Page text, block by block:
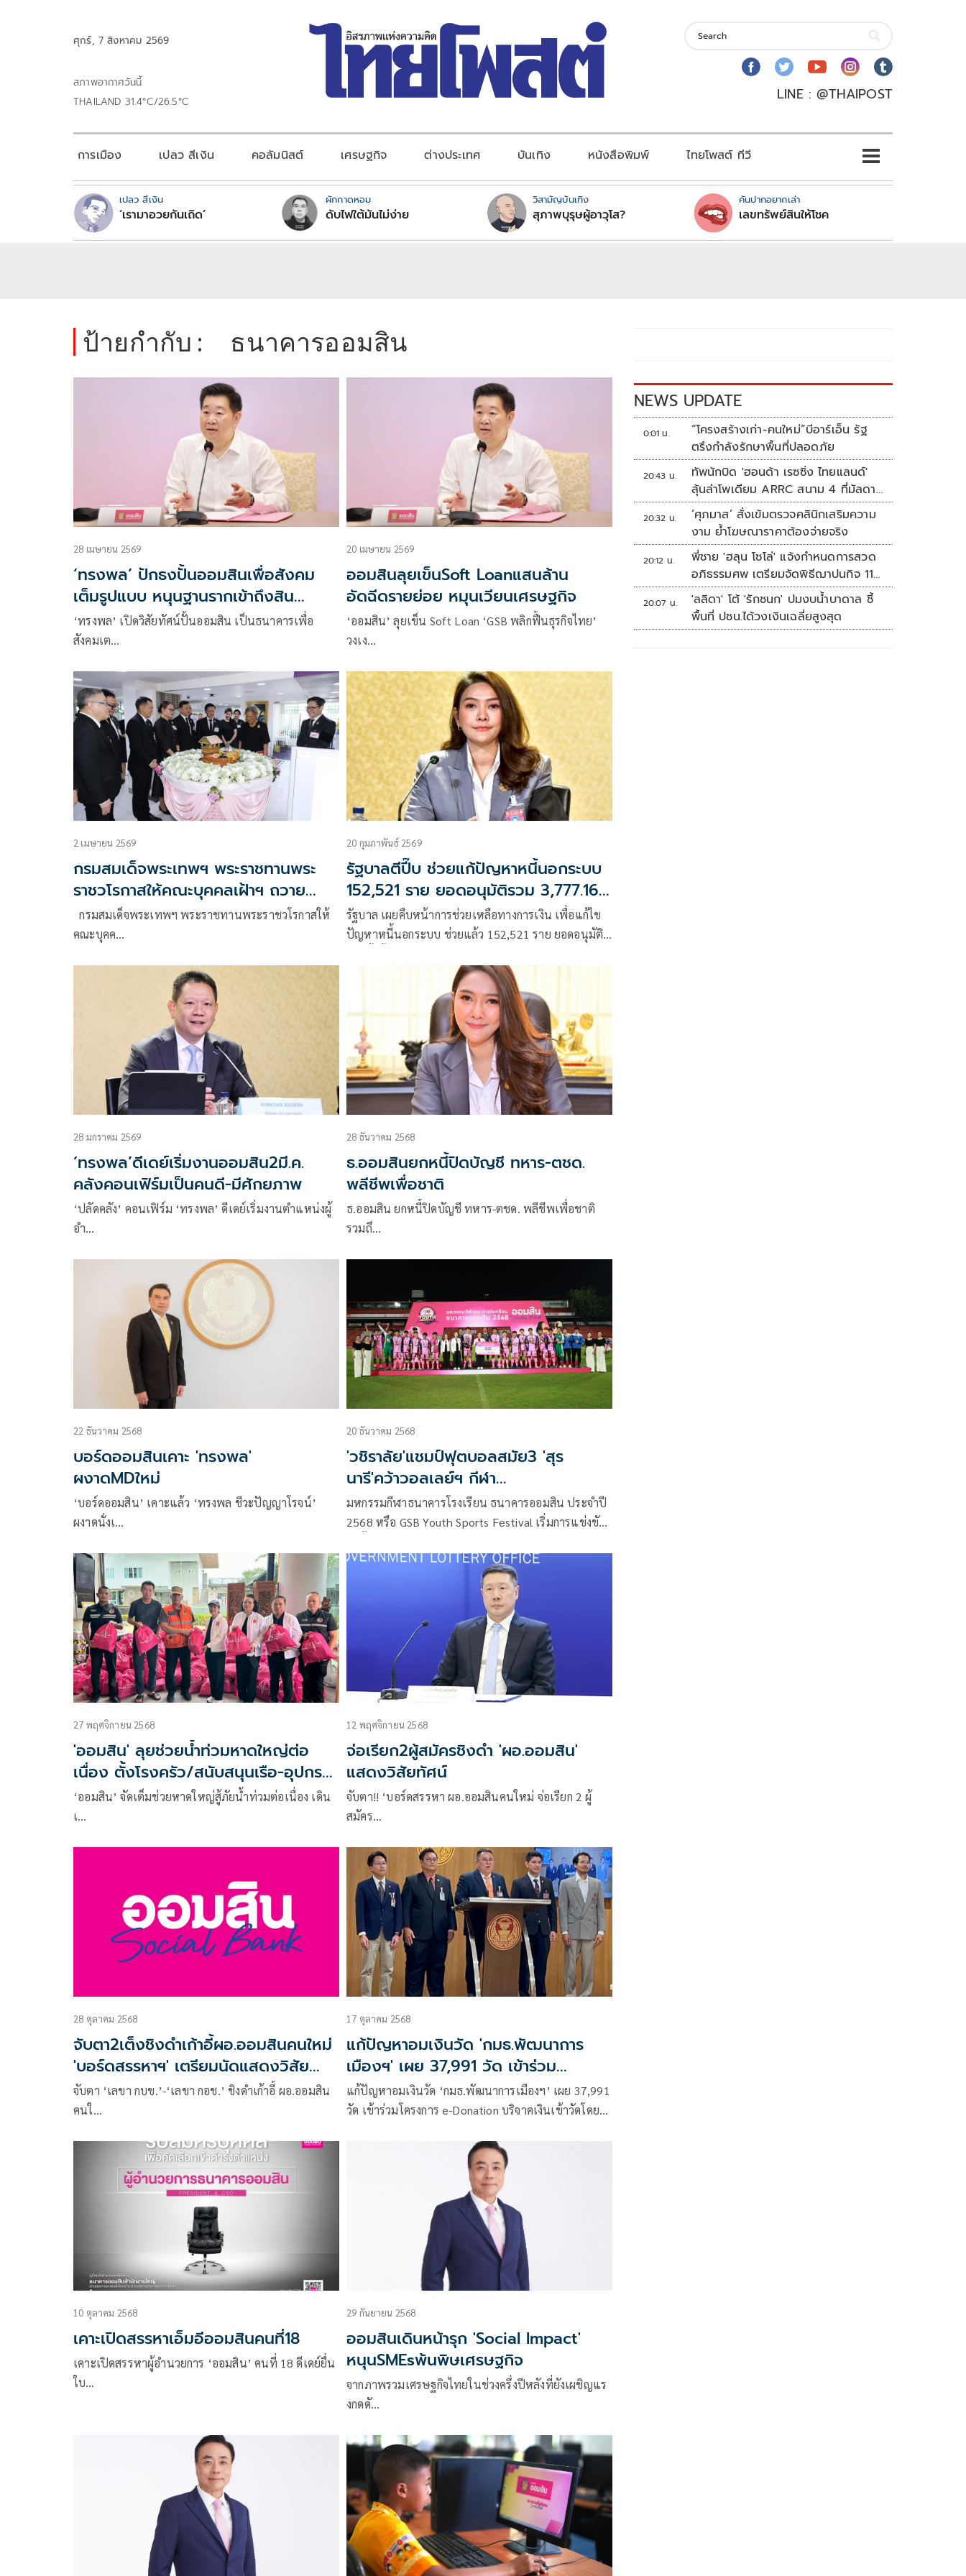
ศุกร์, 7 สิงหาคม 2569
สภาพอากาศวันนี้
THAILAND 31.4°C/26.5°C
LINE : @THAIPOST
การเมือง เปลว สีเงิน คอลัมนิสต์ เศรษฐกิจ ต่างประเทศ บันเทิง หนังสือพิมพ์ ไทยโพสต์ ทีวี
เปลว สีเงิน
‘เรามาอวยกันเถิด’
ผักกาดหอม
ดับไฟใต้มันไม่ง่าย
วิสามัญบันเทิง
สุภาพบุรุษผู้อาวุโส?
คันปากอยากเล่า
เลขทรัพย์สินให้โชค
ป้ายกำกับ : ธนาคารออมสิน
28 เมษายน 2569
‘ทรงพล’ ปักธงปั้นออมสินเพื่อสังคม
เต็มรูปแบบ หนุนฐานรากเข้าถึงสิน
เชื่อ1ล้านคน ดันSoft Loanพลังงาน
‘ทรงพล’ เปิดวิสัยทัศน์ปั้นออมสิน เป็นธนาคารเพื่อ
สังคมเต…
20 เมษายน 2569
ออมสินลุยเข็นSoft Loanแสนล้าน
อัดฉีดรายย่อย หมุนเวียนเศรษฐกิจ
‘ออมสิน’ ลุยเข็น Soft Loan ‘GSB พลิกฟื้นธุรกิจไทย’
วงเง…
2 เมษายน 2569
กรมสมเด็จพระเทพฯ พระราชทานพระ
ราชวโรกาสให้คณะบุคคลเฝ้าฯ ถวาย
พระพรชัยมงคล
กรมสมเด็จพระเทพฯ พระราชทานพระราชวโรกาสให้
คณะบุคค…
20 กุมภาพันธ์ 2569
รัฐบาลตีปี๊บ ช่วยแก้ปัญหาหนี้นอกระบบ
152,521 ราย ยอดอนุมัติรวม 3,777.16
ล้านบาท
รัฐบาล เผยคืบหน้าการช่วยเหลือทางการเงิน เพื่อแก้ไข
ปัญหาหนี้นอกระบบ ช่วยแล้ว 152,521 ราย ยอดอนุมัติ
28 มกราคม 2569
‘ทรงพล’ดีเดย์เริ่มงานออมสิน2มี.ค.
คลังคอนเฟิร์มเป็นคนดี-มีศักยภาพ
‘ปลัดคลัง’ คอนเฟิร์ม ‘ทรงพล’ ดีเดย์เริ่มงานตำแหน่งผู้
อำ…
28 ธันวาคม 2568
ธ.ออมสินยกหนี้ปิดบัญชี ทหาร-ตชด.
พลีชีพเพื่อชาติ
ธ.ออมสิน ยกหนี้ปิดบัญชี ทหาร-ตชด. พลีชีพเพื่อชาติ
รวมถึ…
22 ธันวาคม 2568
บอร์ดออมสินเคาะ 'ทรงพล'
ผงาดMDใหม่
‘บอร์ดออมสิน’ เคาะแล้ว ‘ทรงพล ชีวะปัญญาโรจน์’
ผงาดนั่งเ…
20 ธันวาคม 2568
'วชิราลัย'แชมป์ฟุตบอลสมัย3 'สุร
นารี'คว้าวอลเลย์ฯ กีฬา
ธ.โรงเรียน'ธนาคารออมสิน2568'
มหกรรมกีฬาธนาคารโรงเรียน ธนาคารออมสิน ประจำปี
2568 หรือ GSB Youth Sports Festival เริ่มการแข่งขัน
จนถึงรอบชิงชนะเลิศระดับประเทศในวันที่ 19 ธันวาคม
ชิงถ้วยพระราชทานสมเด็จพระกนิษฐาธิราชเจ้า กรม
สมเด็จพระเทพรัตนราชสุดาฯ สยามบรมราชกุมารี พร้อม
เงินรางวัลรวมกว่า 4.6 ล้านบาท
27 พฤศจิกายน 2568
'ออมสิน' ลุยช่วยน้ำท่วมหาดใหญ่ต่อ
เนื่อง ตั้งโรงครัว/สนับสนุนเรือ-อุปกรณ์
ไฟฟ้าสำรอง
‘ออมสิน’ จัดเต็มช่วยหาดใหญ่สู้ภัยน้ำท่วมต่อเนื่อง เดิน
เ…
12 พฤศจิกายน 2568
จ่อเรียก2ผู้สมัครชิงดำ 'ผอ.ออมสิน'
แสดงวิสัยทัศน์
จับตา!! ‘บอร์ดสรรหา ผอ.ออมสินคนใหม่ จ่อเรียก 2 ผู้
สมัคร…
28 ตุลาคม 2568
จับตา2เต็งชิงดำเก้าอี้ผอ.ออมสินคนใหม่
'บอร์ดสรรหาฯ' เตรียมนัดแสดงวิสัย
ทัศน์
จับตา ‘เลขา กบข.’-‘เลขา กอช.’ ชิงดำเก้าอี้ ผอ.ออมสิน
คนใ…
17 ตุลาคม 2568
แก้ปัญหาอมเงินวัด 'กมธ.พัฒนาการ
เมืองฯ' เผย 37,991 วัด เข้าร่วม
โครงการ e-Donation
แก้ปัญหาอมเงินวัด ‘กมธ.พัฒนาการเมืองฯ’ เผย 37,991
วัด เข้าร่วมโครงการ e-Donation บริจาคเงินเข้าวัดโดยไม่
ขนาดเล็กทำบัญชียาก อยากให้ศาสนิกชนช่วย
10 ตุลาคม 2568
เคาะเปิดสรรหาเอ็มอีออมสินคนที่18
เคาะเปิดสรรหาผู้อำนวยการ ‘ออมสิน’ คนที่ 18 ดีเดย์ยื่น
ใบ…
29 กันยายน 2568
ออมสินเดินหน้ารุก 'Social Impact'
หนุนSMEsพ้นพิษเศรษฐกิจ
จากภาพรวมเศรษฐกิจไทยในช่วงครึ่งปีหลังที่ยังเผชิญแร
งกดดั…
NEWS UPDATE
0:01 น.
“โครงสร้างเก่า-คนใหม่”บีอาร์เอ็น รัฐ
ตรึงกำลังรักษาพื้นที่ปลอดภัย
20:43 น.
ทัพนักบิด 'ฮอนด้า เรซซิ่ง ไทยแลนด์'
ลุ้นล่าโพเดียม ARRC สนาม 4 ที่มัลดาลิ
กา
20:32 น.
‘ศุภมาส’ สั่งเข้มตรวจคลินิกเสริมความ
งาม ย้ำโฆษณาราคาต้องจ่ายจริง
20:12 น.
พี่ชาย 'ฮลุน โซโล่' แจ้งกำหนดการสวด
อภิธรรมศพ เตรียมจัดพิธีฌาปนกิจ 11
ส.ค.
20:07 น.
'ลลิดา' โต้ 'รักชนก' ปมงบน้ำบาดาล ชี้
พื้นที่ ปชน.ได้วงเงินเฉลี่ยสูงสุด